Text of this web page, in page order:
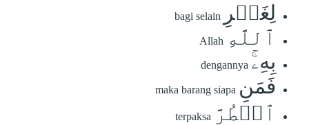
لِغَيۡرِ bagi selain
ٱللَّهِ Allah
بِهِۦۚ dengannya
فَمَنِ maka barang siapa
ٱضۡطُرَّ terpaksa